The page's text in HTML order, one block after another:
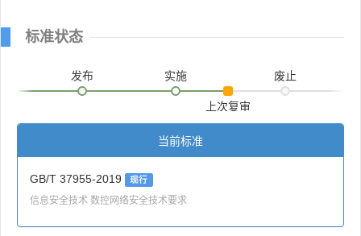
标准状态
发布 实施
上次复审
废止
当前标准
GB/T 37955-2019 现行
信息安全技术 数控网络安全技术要求